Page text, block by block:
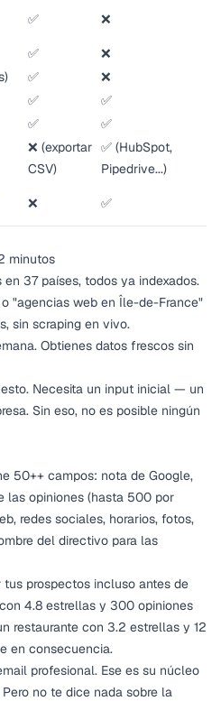
✅ ❌
✅
❌
✅
❌
✅
✅
✅ ✅
❌ (exportar
CSV)
✅ (HubSpot,
Pipedrive...)
❌ ✅
minutos
37 países, todos ya indexados.
"agencias web en Île-de-France"
sin scraping en vivo.
Obtienes datos frescos sin
Necesita un input inicial — un
Sin eso, no es posible ningún
50++ campos: nota de Google,
las opiniones (hasta 500 por
redes sociales, horarios, fotos,
del directivo para las
prospectos incluso antes de
4.8 estrellas y 300 opiniones
restaurante con 3.2 estrellas y 12
en consecuencia.
profesional. Ese es su núcleo
no te dice nada sobre la